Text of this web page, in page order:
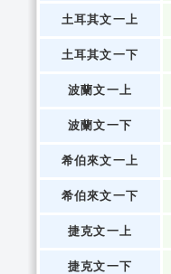
土耳其文一上
土耳其文一下
波蘭文一上
波蘭文一下
希伯來文一上
希伯來文一下
捷克文一上
捷克文一下